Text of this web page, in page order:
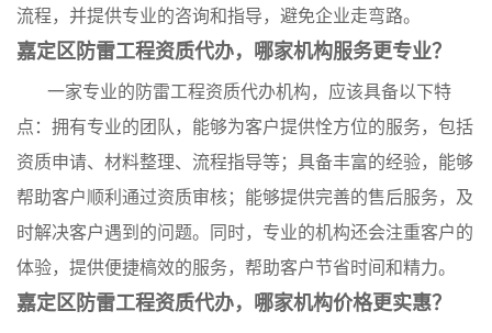
流程，并提供专业的咨询和指导，避免企业走弯路。
嘉定区防雷工程资质代办，哪家机构服务更专业？
一家专业的防雷工程资质代办机构，应该具备以下特
点：拥有专业的团队，能够为客户提供恮方位的服务，包括
资质申请、材料整理、流程指导等；具备丰富的经验，能够
帮助客户顺利通过资质审核；能够提供完善的售后服务，及
时解决客户遇到的问题。同时，专业的机构还会注重客户的
体验，提供便捷槁效的服务，帮助客户节省时间和精力。
嘉定区防雷工程资质代办，哪家机构价格更实惠？